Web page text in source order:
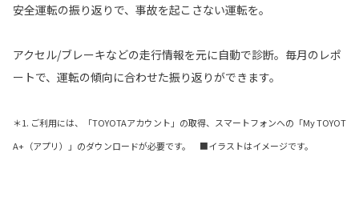
安全運転の振り返りで、事故を起こさない運転を。
アクセル/ブレーキなどの走行情報を元に自動で診断。毎月のレポ
ートで、運転の傾向に合わせた振り返りができます。
＊1. ご利用には、「TOYOTAアカウント」の取得、スマートフォンへの「My TOYOT
A+（アプリ）」のダウンロードが必要です。 ■イラストはイメージです。